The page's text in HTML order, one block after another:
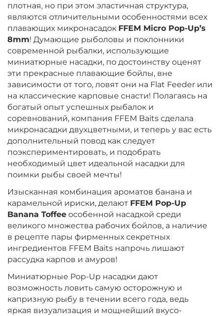
плотная, но при этом эластичная структура,
являются отличительными особенностями всех
плавающих микронасадок FFEM Micro Pop-Up’s
8mm! Думающие рыболовы и поклонники
современной рыбалки, использующие
миниатюрные насадки, по достоинству оценят
эти прекрасные плавающие бойлы, вне
зависимости от того, ловят они на Flat Feeder или
на классические карповые снасти! Полагаясь на
богатый опыт успешных рыбалок и
соревнований, компания FFEM Baits сделала
микронасадки двухцветными, и теперь у вас есть
дополнительный повод как следует
поэкспериментировать, и подобрать
необходимый цвет идеальной насадки для
поимки рыбы своей мечты!
Изысканная комбинация ароматов банана и
карамельной ириски, делают FFEM Pop-Up
Banana Toffee особенной насадкой среди
великого множества рабочих бойлов, а наличие
в рецепте пары фирменных секретных
ингредиентов FFEM Baits напрочь лишают
рассудка карпов и амуров!
Миниатюрные Pop-Up насадки дают
возможность ловить самую осторожную и
капризную рыбу в течении всего года, ведь
яркая визуализация и мощнейший вкусо-